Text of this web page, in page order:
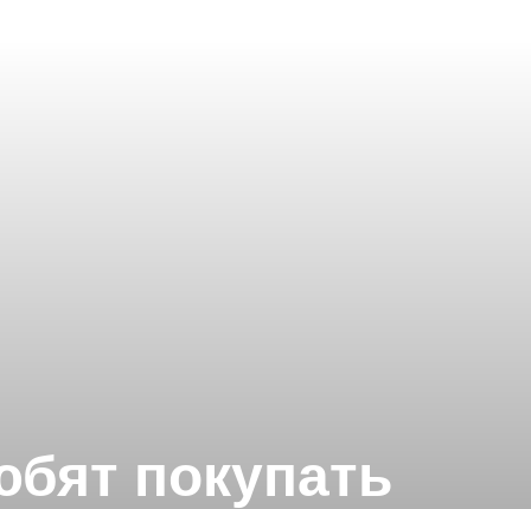
покупать